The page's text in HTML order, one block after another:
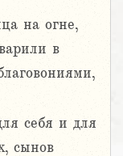
на огне,
в
себя и для
сынов